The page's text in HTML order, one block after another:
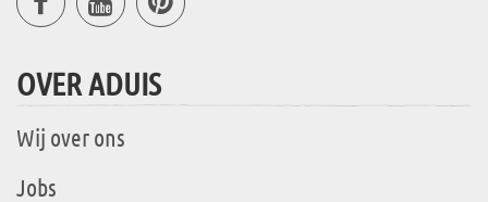
OVER ADUIS
Wij over ons
Jobs